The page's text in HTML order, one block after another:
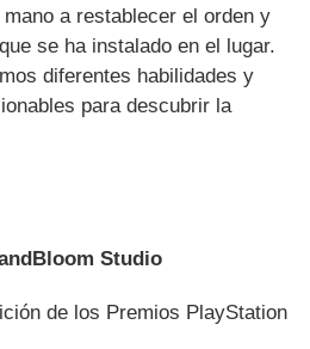
a restablecer el orden y
se ha instalado en el lugar.
diferentes habilidades y
para descubrir la
Studio
de los Premios PlayStation